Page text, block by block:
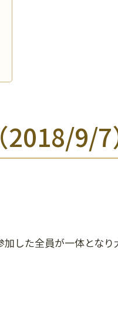
9/7
した全員が一体となり